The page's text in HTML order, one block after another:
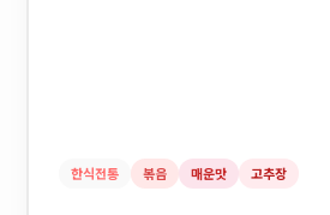
한식전통 볶음 매운맛 고추장